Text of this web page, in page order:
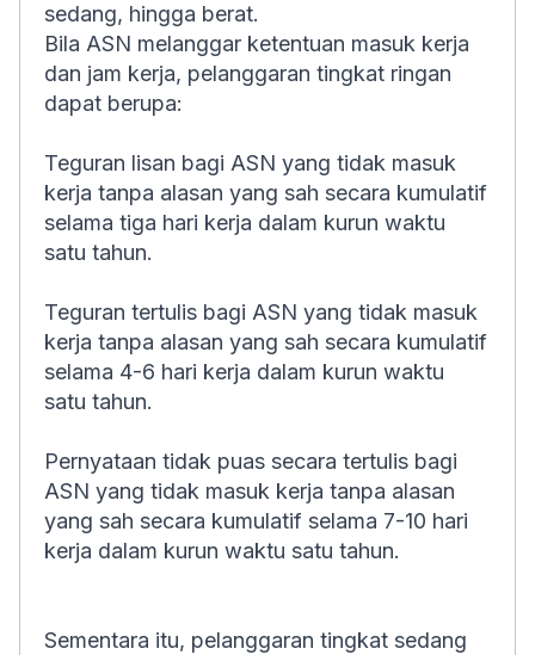
sedang, hingga berat.
Bila ASN melanggar ketentuan masuk kerja
dan jam kerja, pelanggaran tingkat ringan
dapat berupa:
Teguran lisan bagi ASN yang tidak masuk
kerja tanpa alasan yang sah secara kumulatif
selama tiga hari kerja dalam kurun waktu
satu tahun.
Teguran tertulis bagi ASN yang tidak masuk
kerja tanpa alasan yang sah secara kumulatif
selama 4-6 hari kerja dalam kurun waktu
satu tahun.
Pernyataan tidak puas secara tertulis bagi
ASN yang tidak masuk kerja tanpa alasan
yang sah secara kumulatif selama 7-10 hari
kerja dalam kurun waktu satu tahun.
Sementara itu, pelanggaran tingkat sedang